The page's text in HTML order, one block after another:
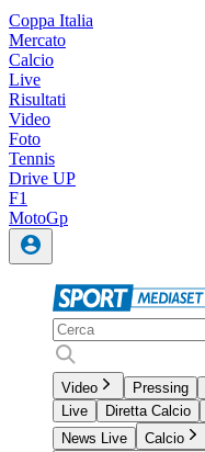
Coppa Italia
Mercato
Calcio
Live
Risultati
Video
Foto
Tennis
Drive UP
F1
MotoGp
Video Pressing
Live
Diretta Calcio
News Live
Calcio